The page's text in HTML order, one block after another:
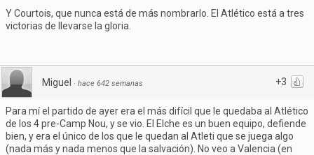
Y Courtois, que nunca está de más nombrarlo. El Atlético está a tres
victorias de llevarse la gloria.
+3
Miguel · hace 642 semanas
Para mí el partido de ayer era el más difícil que le quedaba al Atlético
de los 4 pre-Camp Nou, y se vio. El Elche es un buen equipo, defiende
bien, y era el único de los que le quedan al Atleti que se juega algo
(nada más y nada menos que la salvación). No veo a Valencia (en